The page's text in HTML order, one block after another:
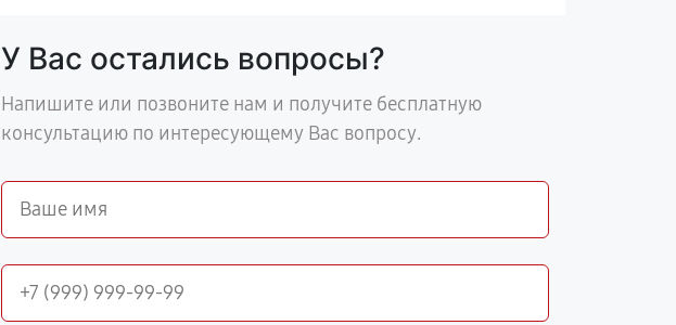
У Вас остались вопросы?
Напишите или позвоните нам и получите бесплатную
консультацию по интересующему Вас вопросу.